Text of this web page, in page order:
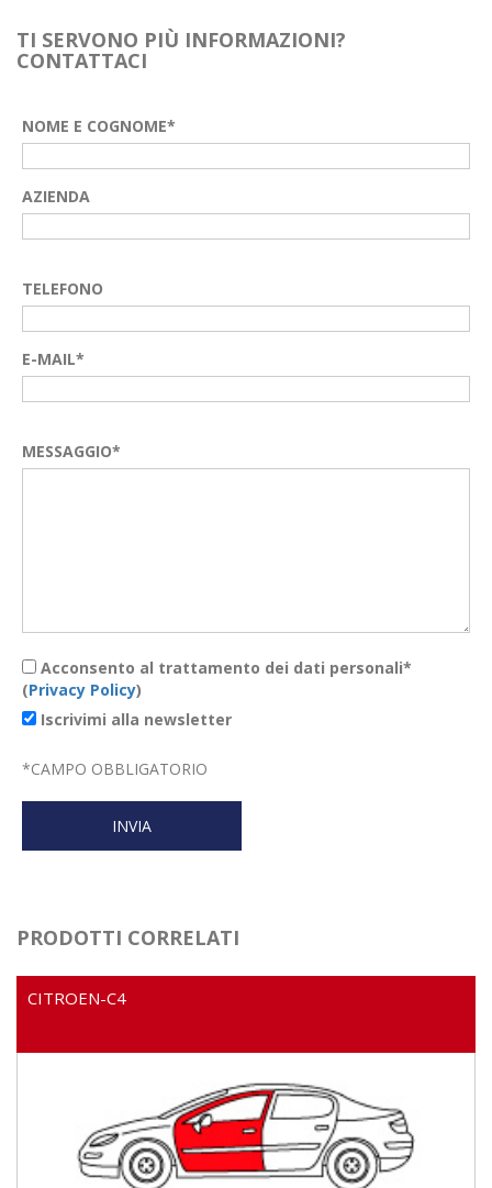
TI SERVONO PIÙ INFORMAZIONI?
CONTATTACI
NOME E COGNOME*
AZIENDA
TELEFONO
E-MAIL*
MESSAGGIO*
Acconsento al trattamento dei dati personali*
(Privacy Policy)
Iscrivimi alla newsletter
*CAMPO OBBLIGATORIO
PRODOTTI CORRELATI
CITROEN-C4